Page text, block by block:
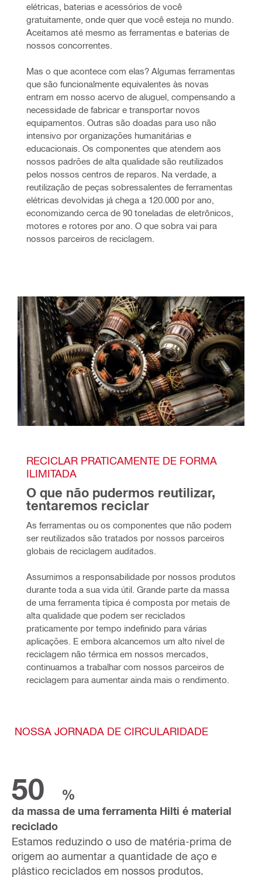
elétricas, baterias e acessórios de você
gratuitamente, onde quer que você esteja no mundo.
Aceitamos até mesmo as ferramentas e baterias de
nossos concorrentes.
Mas o que acontece com elas? Algumas ferramentas
que são funcionalmente equivalentes às novas
entram em nosso acervo de aluguel, compensando a
necessidade de fabricar e transportar novos
equipamentos. Outras são doadas para uso não
intensivo por organizações humanitárias e
educacionais. Os componentes que atendem aos
nossos padrões de alta qualidade são reutilizados
pelos nossos centros de reparos. Na verdade, a
reutilização de peças sobressalentes de ferramentas
elétricas devolvidas já chega a 120.000 por ano,
economizando cerca de 90 toneladas de eletrônicos,
motores e rotores por ano. O que sobra vai para
nossos parceiros de reciclagem.
RECICLAR PRATICAMENTE DE FORMA
ILIMITADA
O que não pudermos reutilizar,
tentaremos reciclar
As ferramentas ou os componentes que não podem
ser reutilizados são tratados por nossos parceiros
globais de reciclagem auditados.
Assumimos a responsabilidade por nossos produtos
durante toda a sua vida útil. Grande parte da massa
de uma ferramenta típica é composta por metais de
alta qualidade que podem ser reciclados
praticamente por tempo indefinido para várias
aplicações. E embora alcancemos um alto nível de
reciclagem não térmica em nossos mercados,
continuamos a trabalhar com nossos parceiros de
reciclagem para aumentar ainda mais o rendimento.
NOSSA JORNADA DE CIRCULARIDADE
50 %
da massa de uma ferramenta Hilti é material
reciclado
Estamos reduzindo o uso de matéria-prima de
origem ao aumentar a quantidade de aço e
plástico reciclados em nossos produtos.